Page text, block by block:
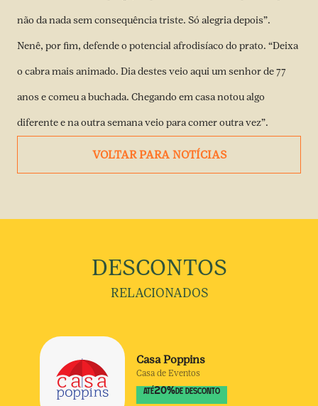
não da nada sem consequência triste. Só alegria depois”.
Nenê, por fim, defende o potencial afrodisíaco do prato. “Deixa
o cabra mais animado. Dia destes veio aqui um senhor de 77
anos e comeu a buchada. Chegando em casa notou algo
diferente e na outra semana veio para comer outra vez”.
VOLTAR PARA NOTÍCIAS
DESCONTOS
RELACIONADOS
Casa Poppins
Casa de Eventos
ATÉ20% DE DESCONTO